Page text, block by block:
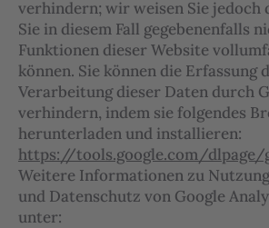
verhindern; wir weisen Sie jedoch
Sie in diesem Fall gegebenenfalls
Funktionen dieser Website
können. Sie können die Erfassung
Verarbeitung dieser Daten durch
verhindern, indem sie folgendes
herunterladen und installieren:
https://tools.google.com/dlpage/
Weitere Informationen zu
und Datenschutz von Google
unter: